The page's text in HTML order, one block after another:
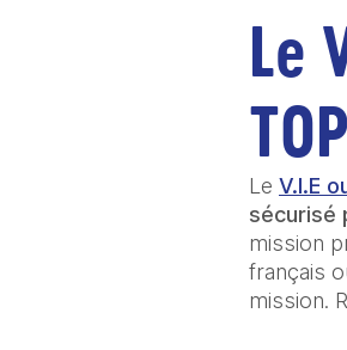
Le
Le V.I.E
sécurisé
mission
français
mission.